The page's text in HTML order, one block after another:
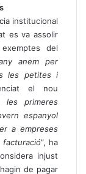
institucional
es va assolir
del
anem per
les petites i
el nou
les primeres
espanyol
a empreses
facturació”, ha
injust
de pagar